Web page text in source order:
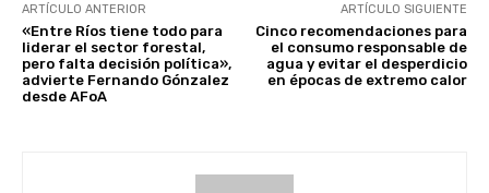
ARTÍCULO ANTERIOR
«Entre Ríos tiene todo para
liderar el sector forestal,
pero falta decisión política»,
advierte Fernando Gónzalez
desde AFoA
ARTÍCULO SIGUIENTE
Cinco recomendaciones para
el consumo responsable de
agua y evitar el desperdicio
en épocas de extremo calor